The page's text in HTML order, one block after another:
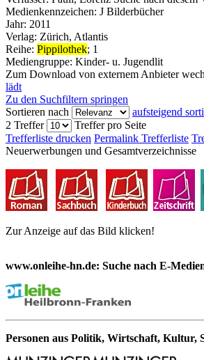
Medienkennzeichen: J Bilderbücher
Jahr: 2011
Verlag: Zürich, Atlantis
Reihe: Pippilothek; 1
Mediengruppe: Kinder- u. Jugendlit
Zum Download von externem Anbieter
lädt
Zu den Suchfiltern springen
Sortieren nach
aufsteigend
2 Treffer
Treffer pro Seite
Trefferliste drucken Permalink Trefferliste
Neuerwerbungen und Gesamtverzeichnisse
Zur Anzeige auf das Bild klicken!
www.onleihe-hn.de: Suche nach E-
Personen aus Politik, Wirtschaft, Kultur,